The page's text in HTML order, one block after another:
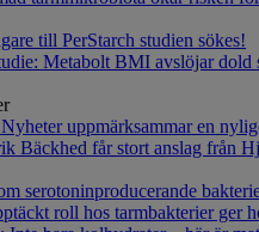
till PerStarch studien sökes!
Metabolt BMI avslöjar
uppmärksammar en
Bäckhed får stort anslag från
serotoninproducerande
roll hos tarmbakterier ger